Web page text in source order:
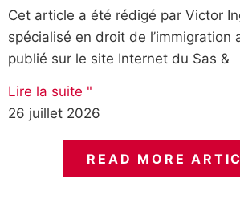
Cet article a été rédigé par Victor
spécialisé en droit de l’immigration
publié sur le site Internet du Sas &
Lire la suite "
26 juillet 2026
READ MORE